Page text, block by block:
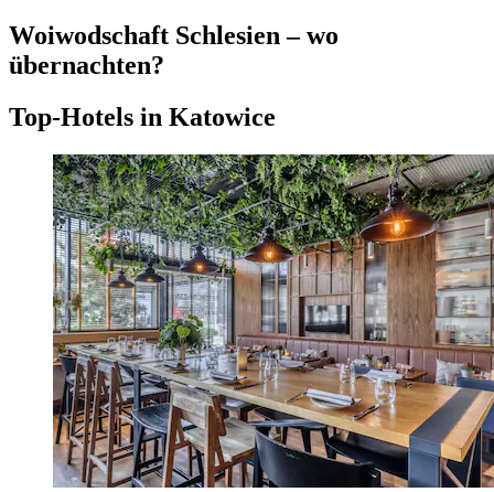
Woiwodschaft Schlesien – wo
übernachten?
Top-Hotels in Katowice